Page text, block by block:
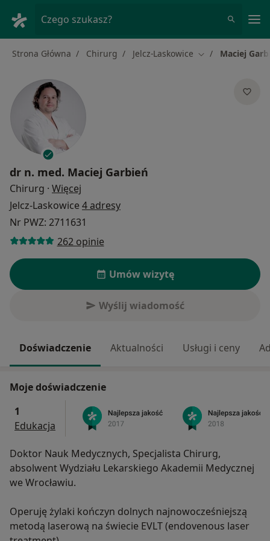
Czego szukasz?
Strona Główna Chirurg Jelcz-Laskowice Zmień miasto
Maciej
dr n. med. Maciej Garbień
Chirurg · Więcej
Jelcz-Laskowice 4 adresy
Nr PWZ: 2711631
262 opinie
Umów wizytę
Wyślij wiadomość
Doświadczenie Aktualności Usługi i ceny
Moje doświadczenie
1
Edukacja
Doktor Nauk Medycznych, Specjalista Chirurg,
absolwent Wydziału Lekarskiego Akademii Medycznej
we Wrocławiu.
Operuję żylaki kończyn dolnych najnowocześniejszą
metodą laserową na świecie EVLT (endovenous laser